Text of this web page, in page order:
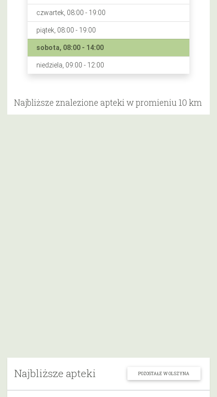
Najbliższe apteki POZOSTAŁE W OLSZYNA
czwartek, 08:00 - 19:00
piątek, 08:00 - 19:00
sobota, 08:00 - 14:00
niedziela, 09:00 - 12:00
Najbliższe znalezione apteki w promieniu 10 km